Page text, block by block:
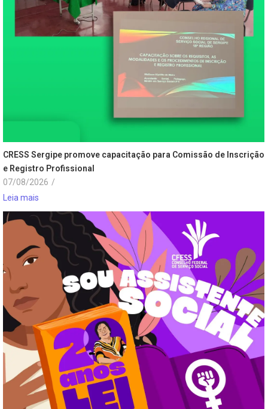
CRESS Sergipe promove capacitação para Comissão de Inscrição
e Registro Profissional
07/08/2026 /
Leia mais